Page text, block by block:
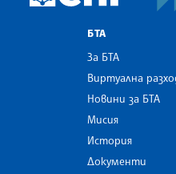
БТА
За БТА
Виртуална
Новини за БТА
Мисия
История
Документи